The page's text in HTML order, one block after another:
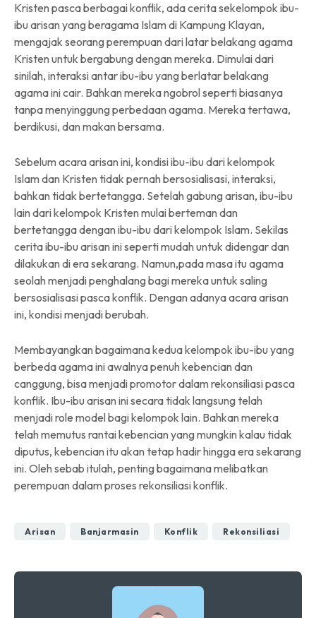
Kristen pasca berbagai konflik, ada cerita sekelompok ibu-
ibu arisan yang beragama Islam di Kampung Klayan,
mengajak seorang perempuan dari latar belakang agama
Kristen untuk bergabung dengan mereka. Dimulai dari
sinilah, interaksi antar ibu-ibu yang berlatar belakang
agama ini cair. Bahkan mereka ngobrol seperti biasanya
tanpa menyinggung perbedaan agama. Mereka tertawa,
berdikusi, dan makan bersama.
Sebelum acara arisan ini, kondisi ibu-ibu dari kelompok
Islam dan Kristen tidak pernah bersosialisasi, interaksi,
bahkan tidak bertetangga. Setelah gabung arisan, ibu-ibu
lain dari kelompok Kristen mulai berteman dan
bertetangga dengan ibu-ibu dari kelompok Islam. Sekilas
cerita ibu-ibu arisan ini seperti mudah untuk didengar dan
dilakukan di era sekarang. Namun,pada masa itu agama
seolah menjadi penghalang bagi mereka untuk saling
bersosialisasi pasca konflik. Dengan adanya acara arisan
ini, kondisi menjadi berubah.
Membayangkan bagaimana kedua kelompok ibu-ibu yang
berbeda agama ini awalnya penuh kebencian dan
canggung, bisa menjadi promotor dalam rekonsiliasi pasca
konflik. Ibu-ibu arisan ini secara tidak langsung telah
menjadi role model bagi kelompok lain. Bahkan mereka
telah memutus rantai kebencian yang mungkin kalau tidak
diputus, kebencian itu akan tetap hadir hingga era sekarang
ini. Oleh sebab itulah, penting bagaimana melibatkan
perempuan dalam proses rekonsiliasi konflik.
Arisan Banjarmasin Konflik Rekonsiliasi